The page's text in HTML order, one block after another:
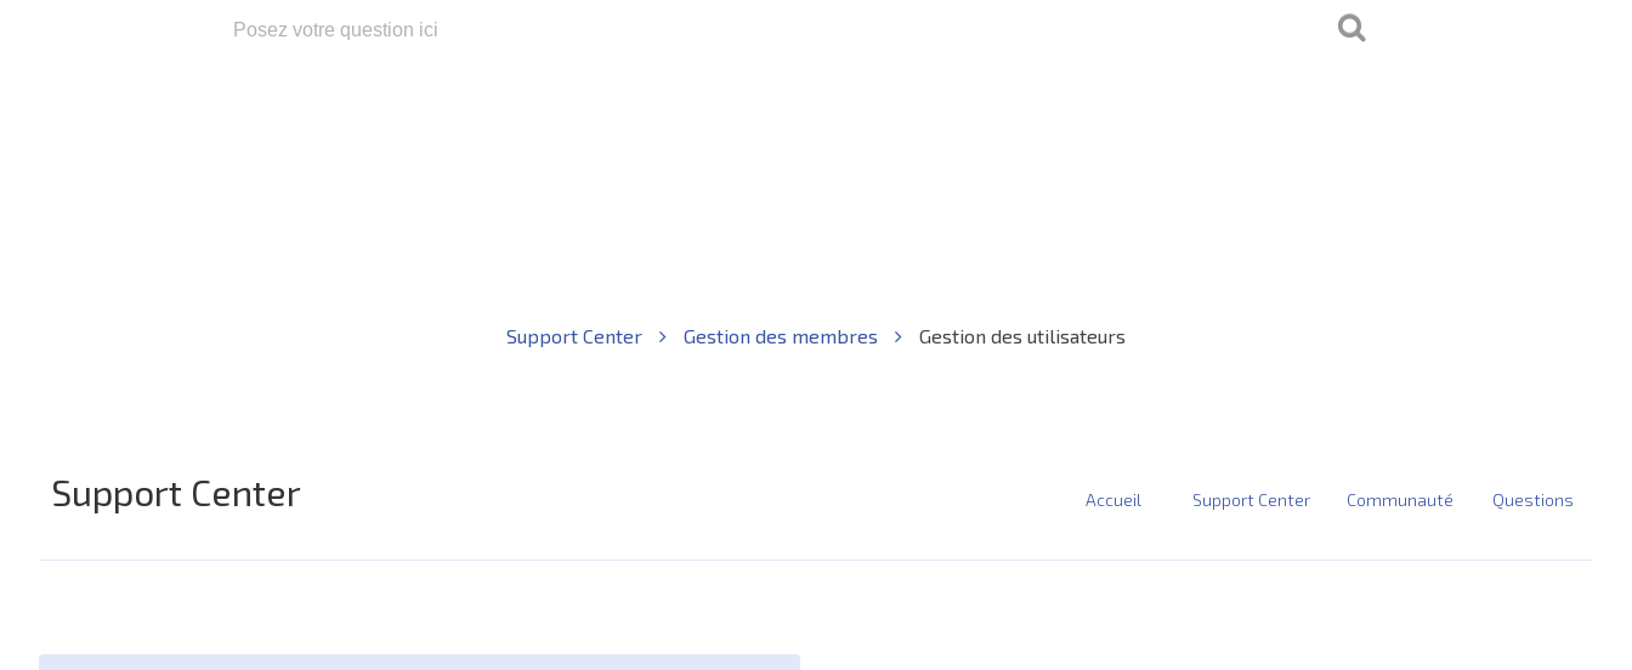
Support Center Gestion des membres Gestion des utilisateurs
Support Center Accueil Support Center Communauté Questions